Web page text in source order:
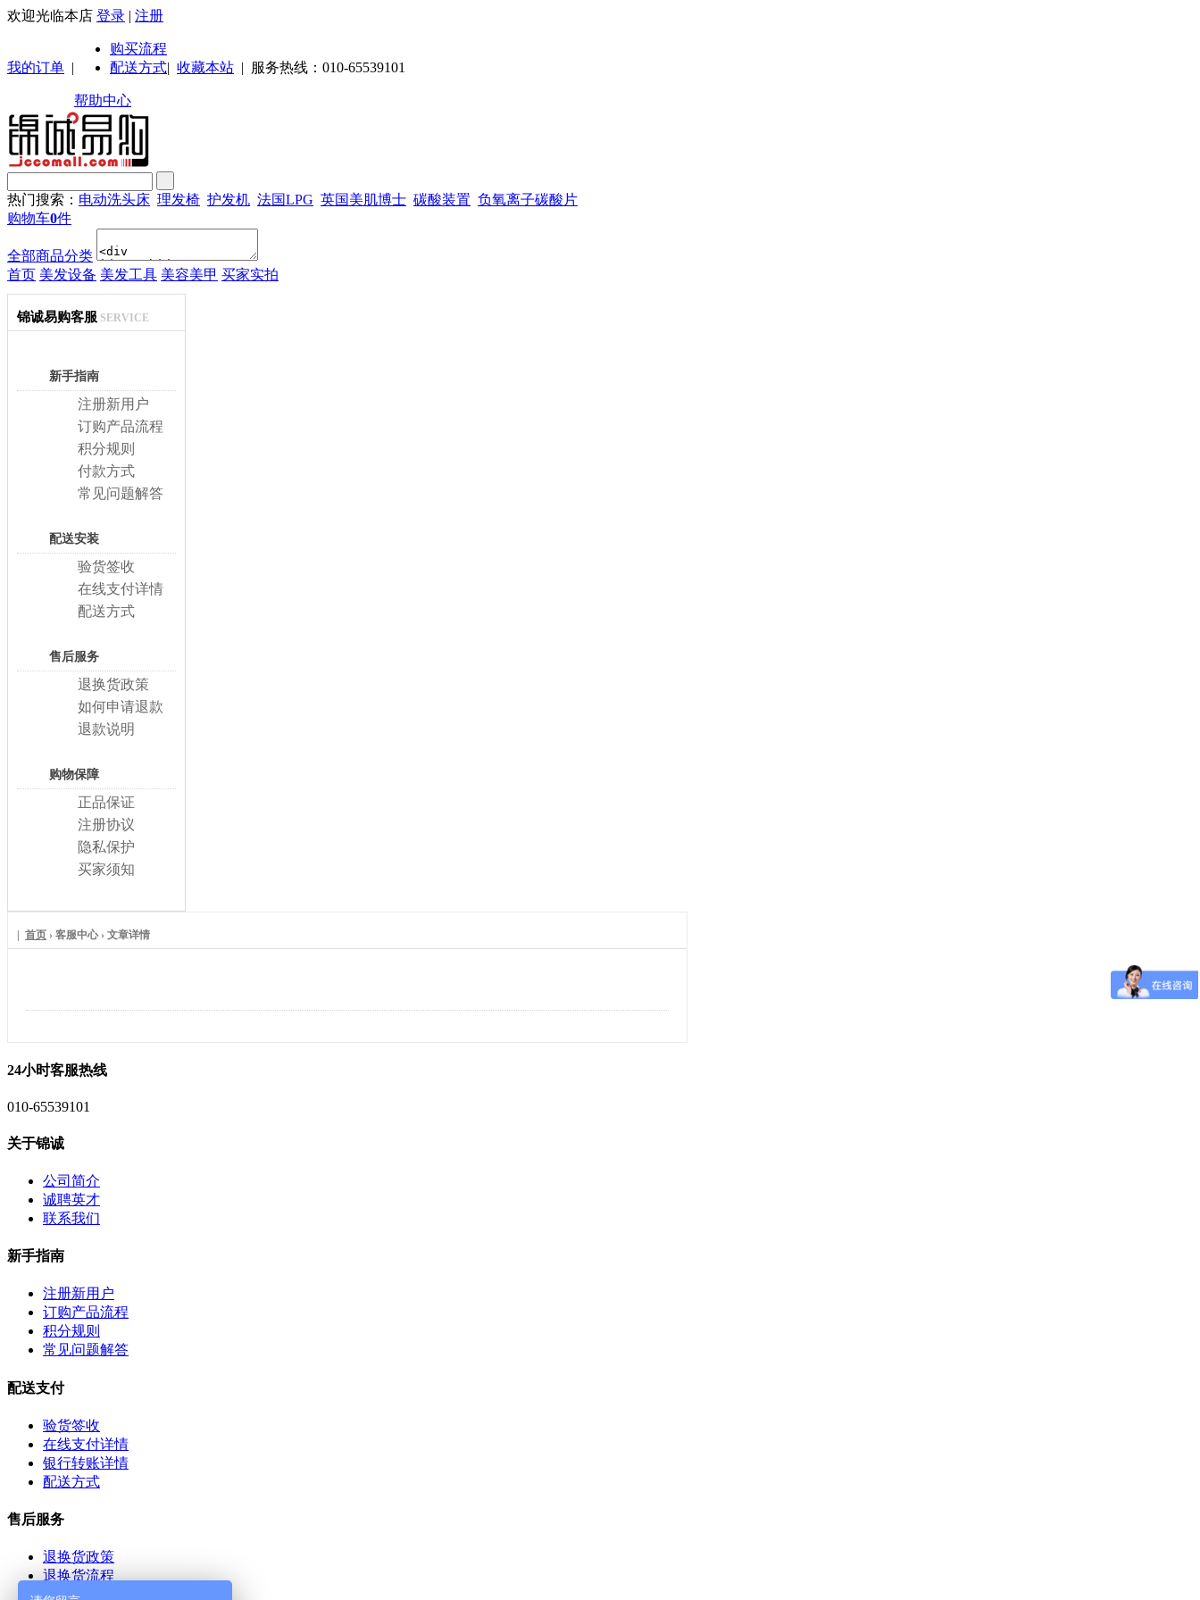
欢迎光临本店 登录 | 注册
我的订单 |
购买流程
配送方式
帮助中心
| 收藏本站 | 服务热线：010-65539101
热门搜索： 电动洗头床 理发椅 护发机 法国LPG 英国美肌博士 碳酸装置 负氧离子碳酸片
购物车0件
全部商品分类
首页 美发设备 美发工具 美容美甲 买家实拍
锦诚易购客服 SERVICE
新手指南
注册新用户
订购产品流程
积分规则
付款方式
常见问题解答
配送安装
验货签收
在线支付详情
配送方式
售后服务
退换货政策
如何申请退款
退款说明
购物保障
正品保证
注册协议
隐私保护
买家须知
| 首页 › 客服中心 › 文章详情
24小时客服热线
010-65539101
关于锦诚
公司简介
诚聘英才
联系我们
新手指南
注册新用户
订购产品流程
积分规则
常见问题解答
配送支付
验货签收
在线支付详情
银行转账详情
配送方式
售后服务
退换货政策
退换货流程
退款说明